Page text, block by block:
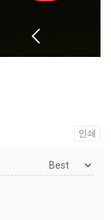
인쇄